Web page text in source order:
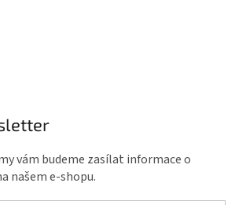
vám budeme zasílat informace o
našem e-shopu.